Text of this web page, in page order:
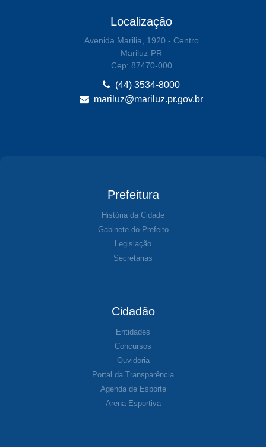
Localização
Avenida Marilia, 1920 - Centro
Mariluz-PR
Cep: 87470-000
(44) 3534-8000
mariluz@mariluz.pr.gov.br
Prefeitura
História da Cidade
Gabinete do Prefeito
Legislação
Secretarias
Cidadão
Entidades
Concursos
Ouvidoria
Portal da Transparência
Agenda de Esporte
Arena Esportiva